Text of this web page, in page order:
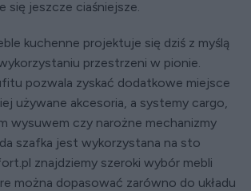
się jeszcze ciaśniejsze.
kuchenne projektuje się dziś z myślą
przestrzeni w pionie.
pozwala zyskać dodatkowe miejsce
używane akcesoria, a systemy cargo,
wysuwem czy narożne mechanizmy
szafka jest wykorzystana na sto
znajdziemy szeroki wybór mebli
można dopasować zarówno do układu